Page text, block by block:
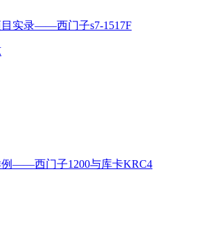
目实录——西门子s7-1517F
例——西门子1200与库卡KRC4